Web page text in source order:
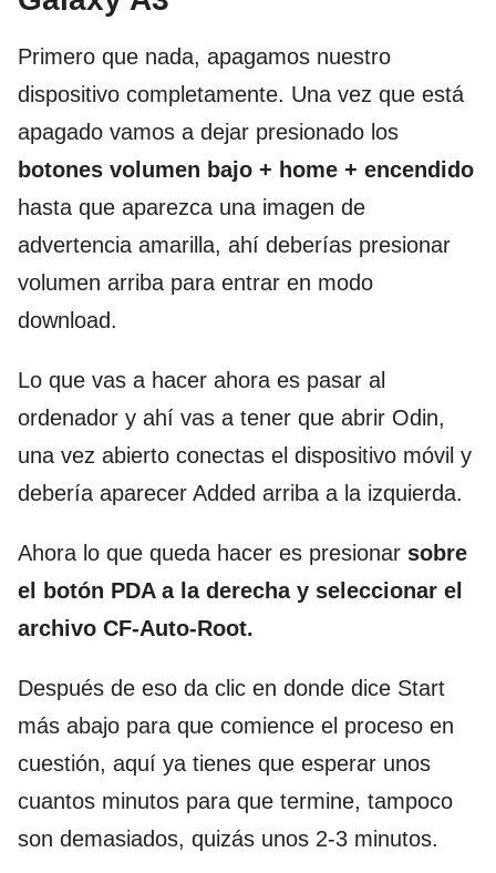
Primero que nada, apagamos nuestro
dispositivo completamente. Una vez que está
apagado vamos a dejar presionado los
botones volumen bajo + home + encendido
hasta que aparezca una imagen de
advertencia amarilla, ahí deberías presionar
volumen arriba para entrar en modo
download.
Lo que vas a hacer ahora es pasar al
ordenador y ahí vas a tener que abrir Odin,
una vez abierto conectas el dispositivo móvil y
debería aparecer Added arriba a la izquierda.
Ahora lo que queda hacer es presionar sobre
el botón PDA a la derecha y seleccionar el
archivo CF-Auto-Root.
Después de eso da clic en donde dice Start
más abajo para que comience el proceso en
cuestión, aquí ya tienes que esperar unos
cuantos minutos para que termine, tampoco
son demasiados, quizás unos 2-3 minutos.